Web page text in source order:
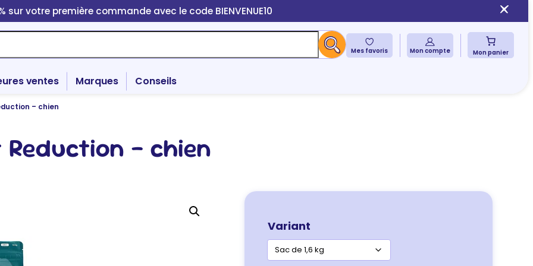
sur votre première commande avec le code BIENVENUE10
Mes favoris Mon compte Mon panier
ventes Marques Conseils
– chien
Reduction – chien
Variant